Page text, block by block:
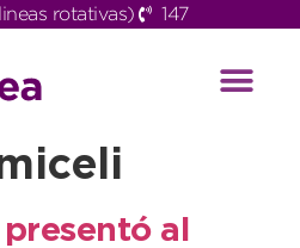
rotativas) 147
al